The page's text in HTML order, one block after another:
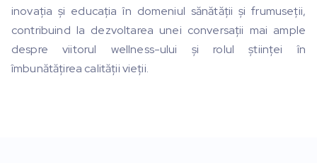
inovația și educația în domeniul sănătății și frumuseții,
contribuind la dezvoltarea unei conversații mai ample
despre viitorul wellness-ului și rolul științei în
îmbunătățirea calității vieții.